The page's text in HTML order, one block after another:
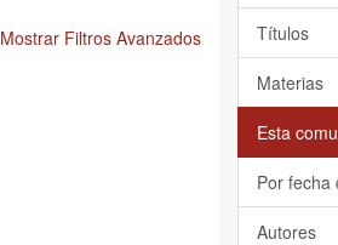
Mostrar Filtros Avanzados
Títulos
Materias
Esta
Por fecha
Autores